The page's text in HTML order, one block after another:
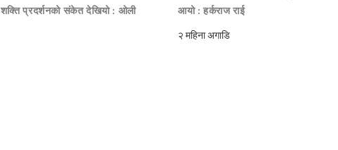
शक्ति प्रदर्शनको संकेत देखियो : ओली
आयो : हर्कराज राई
२ महिना अगाडि